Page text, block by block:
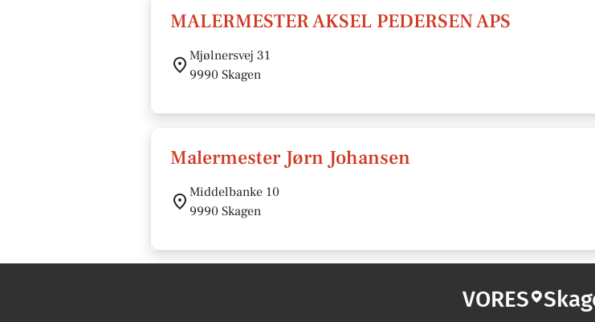
MALERMESTER AKSEL PEDERSEN APS
Mjølnersvej 31
9990 Skagen
Malermester Jørn Johansen
Middelbanke 10
9990 Skagen
VORES